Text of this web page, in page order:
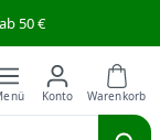
50 €